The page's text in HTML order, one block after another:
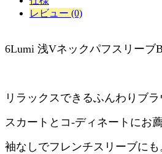
レビュー (0)
6Lumi 浅Vネックパフスリーブ
リラックスできるふんわりブ
スカートとコ-ディネートにお薦
袖なしでフレンチスリーブに